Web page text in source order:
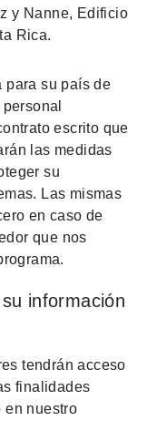
y Nanne, Edificio
Rica.
para su país de
escrito que
las medidas
su
Las mismas
en caso de
que nos
información
tendrán acceso
finalidades
en nuestro